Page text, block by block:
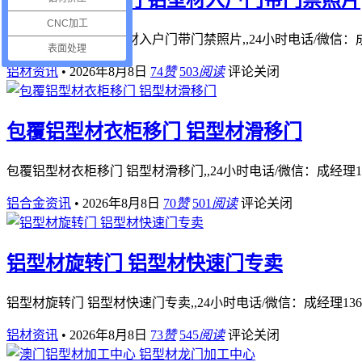
新型铝型材折门 铝型材入户门带门禁照片,,24小时电话/微信
铝材资讯 • 2026年8月8日 74赞 503阅读 评论关闭
包覆铝型材衣柜移门 铝型材滑移门
包覆铝型材衣柜移门 铝型材滑移门,,24小时电话/微信：成经理
铝合金资讯 • 2026年8月8日 70赞 501 阅读 评论关闭
铝型材旋转门 铝型材快速门专卖
铝型材旋转门 铝型材快速门专卖,,24小时电话/微信：成经理
铝材资讯 • 2026年8月8日 73赞 545阅读 评论关闭
CNC加工
表面处理